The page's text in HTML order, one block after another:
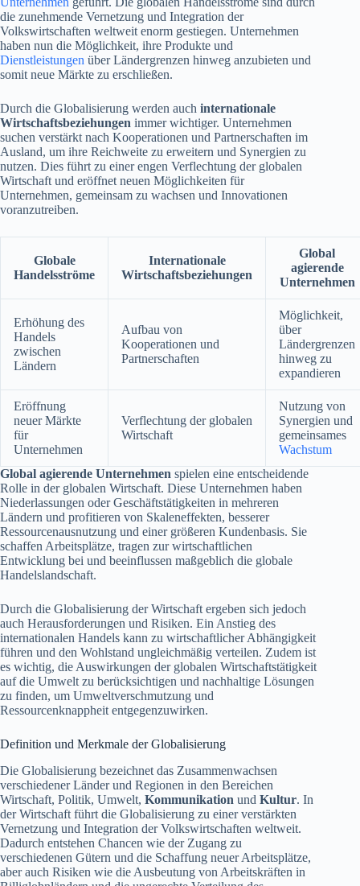
die zunehmende Vernetzung und Integration der
Volkswirtschaften weltweit enorm gestiegen. Unternehmen
haben nun die Möglichkeit, ihre Produkte und
Dienstleistungen über Ländergrenzen hinweg anzubieten und
somit neue Märkte zu erschließen.
Durch die Globalisierung werden auch internationale
Wirtschaftsbeziehungen immer wichtiger. Unternehmen
suchen verstärkt nach Kooperationen und Partnerschaften im
Ausland, um ihre Reichweite zu erweitern und Synergien zu
nutzen. Dies führt zu einer engen Verflechtung der globalen
Wirtschaft und eröffnet neuen Möglichkeiten für
Unternehmen, gemeinsam zu wachsen und Innovationen
voranzutreiben.
Globale
Handelsströme
Internationale
Wirtschaftsbeziehungen
Global
agierende
Unternehmen
Erhöhung des
Handels
zwischen
Ländern
Aufbau von
Kooperationen und
Partnerschaften
Möglichkeit,
über
Ländergrenzen
hinweg zu
expandieren
Eröffnung
neuer Märkte
für
Unternehmen
Verflechtung der globalen
Wirtschaft
Nutzung von
Synergien und
gemeinsames
Wachstum
Global agierende Unternehmen spielen eine entscheidende
Rolle in der globalen Wirtschaft. Diese Unternehmen haben
Niederlassungen oder Geschäftstätigkeiten in mehreren
Ländern und profitieren von Skaleneffekten, besserer
Ressourcenausnutzung und einer größeren Kundenbasis. Sie
schaffen Arbeitsplätze, tragen zur wirtschaftlichen
Entwicklung bei und beeinflussen maßgeblich die globale
Handelslandschaft.
Durch die Globalisierung der Wirtschaft ergeben sich jedoch
auch Herausforderungen und Risiken. Ein Anstieg des
internationalen Handels kann zu wirtschaftlicher Abhängigkeit
führen und den Wohlstand ungleichmäßig verteilen. Zudem ist
es wichtig, die Auswirkungen der globalen Wirtschaftstätigkeit
auf die Umwelt zu berücksichtigen und nachhaltige Lösungen
zu finden, um Umweltverschmutzung und
Ressourcenknappheit entgegenzuwirken.
Definition und Merkmale der Globalisierung
Die Globalisierung bezeichnet das Zusammenwachsen
verschiedener Länder und Regionen in den Bereichen
Wirtschaft, Politik, Umwelt, Kommunikation und Kultur. In
der Wirtschaft führt die Globalisierung zu einer verstärkten
Vernetzung und Integration der Volkswirtschaften weltweit.
Dadurch entstehen Chancen wie der Zugang zu
verschiedenen Gütern und die Schaffung neuer Arbeitsplätze,
aber auch Risiken wie die Ausbeutung von Arbeitskräften in